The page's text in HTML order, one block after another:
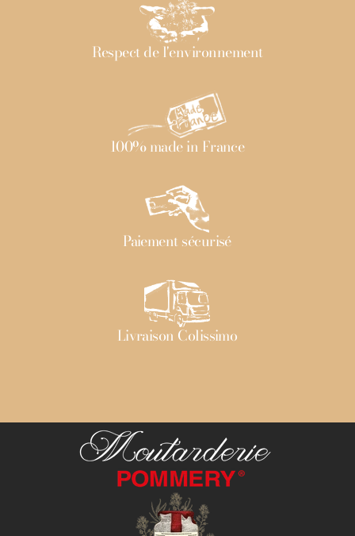
Respect de l'environnement
100% made in France
Paiement sécurisé
Livraison Colissimo